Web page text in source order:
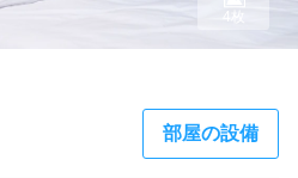
部屋の設備
4枚